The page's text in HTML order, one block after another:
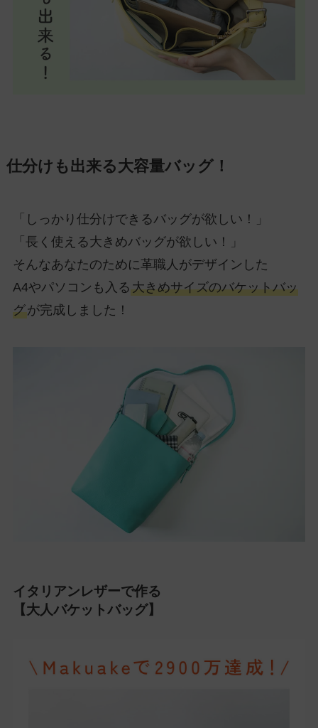
仕分けも出来る大容量バッグ！
「しっかり仕分けできるバッグが欲しい！」
「長く使える大きめバッグが欲しい！」
そんなあなたのために革職人がデザインした
A4やパソコンも入る大きめサイズのバケットバッ
グが完成しました！
イタリアンレザーで作る
【大人バケットバッグ】